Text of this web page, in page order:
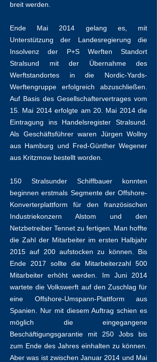
breit werden.
Ende Mai 2014 gelang es, mit
Unterstützung der Landesregierung die
Insolvenz der P+S Werften Standort
Stralsund mit der Übernahme des
Werftstandortes in die Nordic-Yards-
Werftengruppe erfolgreich abzuschließen.
Auf Basis des Gesellschaftervertrages vom
15. Mai 2014 erfolgte am 20. Mai 2014 die
Eintragung ins Handelsregister Stralsund.
Als Geschäftsführer waren Jürgen Wollny
aus Hamburg und Fred-Günther Wegener
aus Kritzmow bestellt worden.
150 Stralsunder Schiffbauer konnten
beginnen erstmals Segmente der Offshore-
Konverterplattform für den französischen
Industriekonzern Alstom und den
Netzbetreiber Tennet zu fertigen. Man hoffte
die Zahl der Mitarbeiter im ersten Halbjahr
2015 auf 200 aufstocken zu können. Bis
Ende 2017 sollte die Mitarbeiterzahl 500
Mitarbeiter erhöht werden. Im Juni 2014
wartete die Volkswerft auf den Zuschlag für
eine Offshore-Umspann-Plattform aus
Spanien. Nur mit diesem Auftrag schien es
möglich die eingegangene
Beschäftigungsgarantie mit 250 Jobs bis
zum Ende des Jahres einhalten zu können.
Aber was ist zwischen Januar 2014 und Mai